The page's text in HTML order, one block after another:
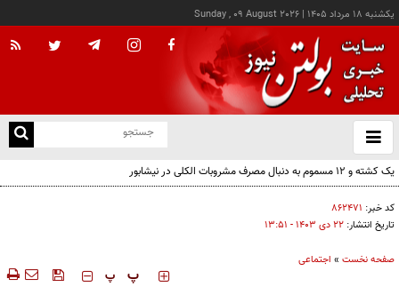
يکشنبه ۱۸ مرداد ۱۴۰۵ |
Sunday , 09 August 2026
باز
و
کد خبر: ۸۶۲۴۷۱
تاریخ انتشار: ۲۲ دی ۱۴۰۳ - ۱۳:۵۱
صفحه نخست » اجتماعی
‍‍‍ پ پ